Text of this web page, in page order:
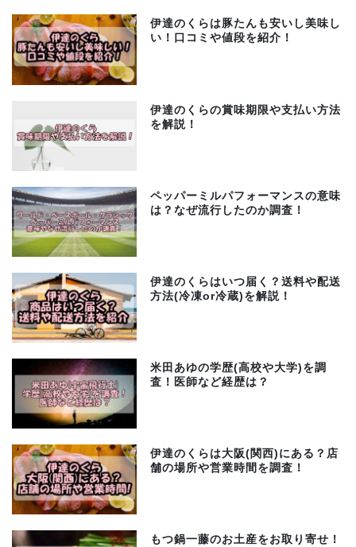
伊達のくらは豚たんも安いし美味し
い！口コミや値段を紹介！
伊達のくらの賞味期限や支払い方法
を解説！
ペッパーミルパフォーマンスの意味
は？なぜ流行したのか調査！
伊達のくらはいつ届く？送料や配送
方法(冷凍or冷蔵)を解説！
米田あゆの学歴(高校や大学)を調
査！医師など経歴は？
伊達のくらは大阪(関西)にある？店
舗の場所や営業時間を調査！
もつ鍋一藤のお土産をお取り寄せ！